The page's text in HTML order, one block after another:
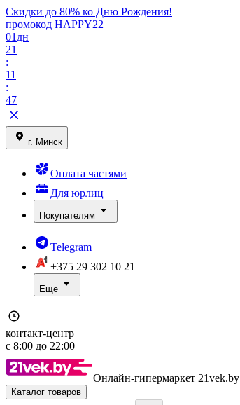
Скидки до 80% ко Дню Рождения!
промокод HAPPY22
01 дн
21
:
11
:
47
г. Минск
Оплата частями
Для юрлиц
Покупателям
Telegram
+375 29 302 10 21
Еще
контакт-центр
с 8:00 до 22:00
Онлайн-гипермаркет 21vek.by
Каталог товаров